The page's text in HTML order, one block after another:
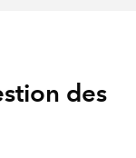
des